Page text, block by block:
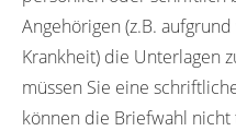
Angehörigen (z.B.
Krankheit) die Unterlagen
müssen Sie eine
können die Briefwahl